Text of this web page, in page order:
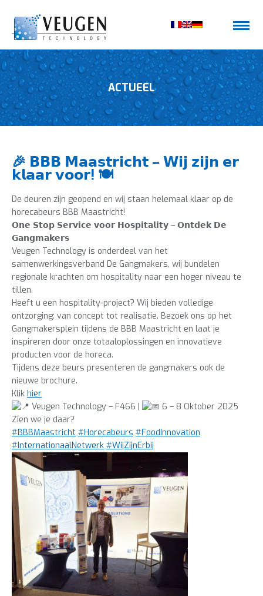
ACTUEEL
🎉 𝗕𝗕𝗕 𝗠𝗮𝗮𝘀𝘁𝗿𝗶𝗰𝗵𝘁 – 𝗪𝗶𝗷 𝘇𝗶𝗷𝗻 𝗲𝗿
𝗸𝗹𝗮𝗮𝗿 𝘃𝗼𝗼𝗿! 🍽️
De deuren zijn geopend en wij staan helemaal klaar op de
horecabeurs BBB Maastricht!
𝗢𝗻𝗲 𝗦𝘁𝗼𝗽 𝗦𝗲𝗿𝘃𝗶𝗰𝗲 𝘃𝗼𝗼𝗿 𝗛𝗼𝘀𝗽𝗶𝘁𝗮𝗹𝗶𝘁𝘆 – 𝗢𝗻𝘁𝗱𝗲𝗸 𝗗𝗲
𝗚𝗮𝗻𝗴𝗺𝗮𝗸𝗲𝗿𝘀
Veugen Technology is onderdeel van het
samenwerkingsverband De Gangmakers, wij bundelen
regionale krachten om hospitality naar een hoger niveau te
tillen.
Heeft u een hospitality-project? Wij bieden volledige
ontzorging: van concept tot realisatie. Bezoek ons op het
Gangmakersplein tijdens de BBB Maastricht en laat je
inspireren door onze totaaloplossingen en innovatieve
producten voor de horeca.
Tijdens deze beurs presenteren de gangmakers ook de
nieuwe brochure.
Klik hier
Veugen Technology – F466 |
6 – 8 Oktober 2025
Zien we je daar?
#BBBMaastricht #Horecabeurs #FoodInnovation
#InternationaalNetwerk #WijZijnErbij